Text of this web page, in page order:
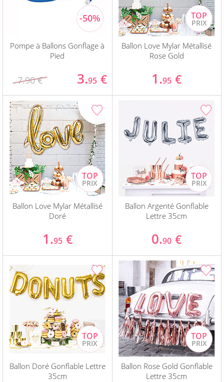
Pompe à Ballons Gonflage à
Pied
7.90 € 3.95 €
Ballon Love Mylar Métallisé
Rose Gold
1.95 €
Ballon Love Mylar Métallisé
Doré
1.95 €
Ballon Argenté Gonflable
Lettre 35cm
0.90 €
Ballon Doré Gonflable Lettre
35cm
Ballon Rose Gold Gonflable
Lettre 35cm